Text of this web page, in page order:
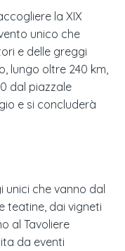
la XIX
unico che
e delle greggi
lungo oltre 240 km,
dal piazzale
e si concluderà
che vanno dal
teatine, dai vigneti
al Tavoliere
da eventi